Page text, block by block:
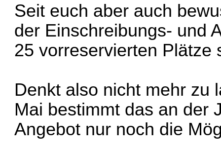
Seit euch aber auch
der Einschreibungs- und
25 vorreservierten Plätze
Denkt also nicht mehr zu
Mai bestimmt das an der
Angebot nur noch die